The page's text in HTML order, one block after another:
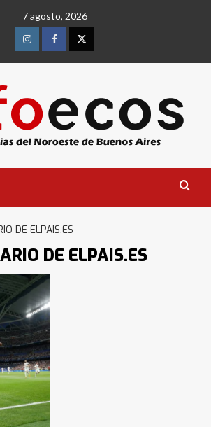
7 agosto, 2026
InstagramFacebookTwitter
DE ELPAIS.ES
DE ELPAIS.ES
de los adolescentes
que fueron
del fatal accidente
mañana del lunes
en Ruta 5: falleció un
de Trenque Lauquen